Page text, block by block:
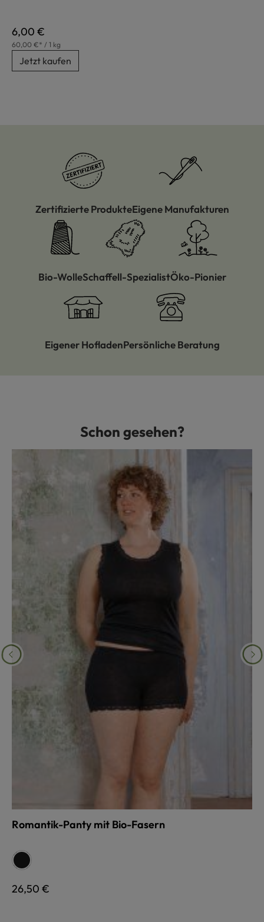
Regulärer Preis:
6,00 €
60,00 €* / 1 kg
Jetzt kaufen
Zertifizierte ProdukteEigene Manufakturen
Bio-WolleSchaffell-SpezialistÖko-Pionier
Eigener HofladenPersönliche Beratung
Produktgalerie überspringenSchon gesehen?
Romantik-Panty mit Bio-Fasern
Farbeschwarz
Regulärer Preis:
26,50 €